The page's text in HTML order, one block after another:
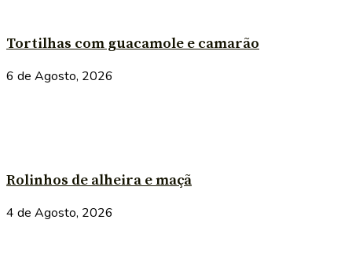
Tortilhas com guacamole e camarão
6 de Agosto, 2026
Rolinhos de alheira e maçã
4 de Agosto, 2026